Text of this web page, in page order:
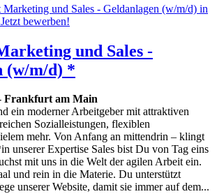
und Sales -
(w/m/d) *
Frankfurt am Main
ein moderner Arbeitgeber mit attraktiven
Sozialleistungen, flexiblen
mehr. Von Anfang an mittendrin – klingt
unserer Expertise Sales bist Du von Tag eins
mit uns in die Welt der agilen Arbeit ein.
und rein in die Materie. Du unterstützt
unserer Website, damit sie immer auf dem...